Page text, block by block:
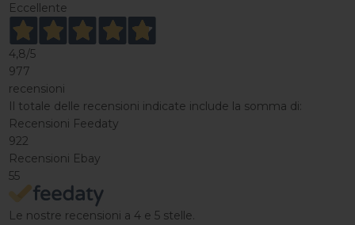
Eccellente
4,8/5
977
recensioni
Il totale delle recensioni indicate include la somma di:
Recensioni Feedaty
922
Recensioni Ebay
55
Le nostre recensioni a 4 e 5 stelle.